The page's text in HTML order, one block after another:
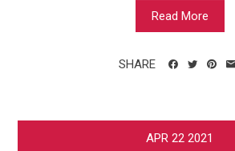
Read More
SHARE
APR 22 2021